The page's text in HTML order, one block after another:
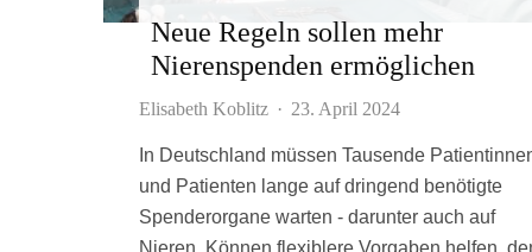
Neue Regeln sollen mehr
Nierenspenden ermöglichen
Elisabeth Koblitz · 23. April 2024
In Deutschland müssen Tausende
und Patienten lange auf dringend benötigte
Spenderorgane warten - darunter auch auf
Nieren. Können flexiblere Vorgaben helfen,